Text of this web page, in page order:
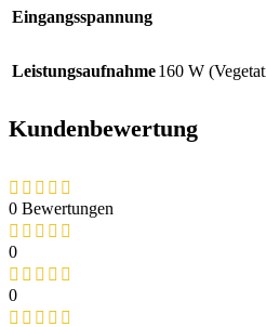
Eingangsspannung
Leistungsaufnahme160 W
Kundenbewertung
0 Bewertungen
0
0